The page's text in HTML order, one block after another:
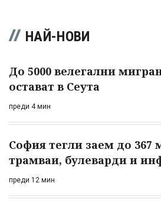
НАЙ-НОВИ
До 5000 велегални
остават в Сеута
преди 4 мин
София тегли заем до 367
трамваи, булеварди и
преди 12 мин